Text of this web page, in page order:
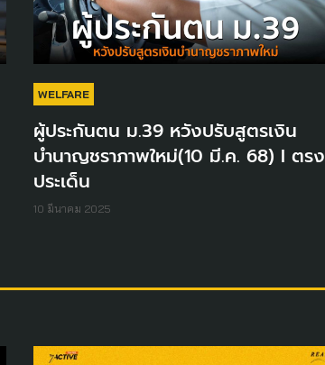
WELFARE
ผู้ประกันตน ม.39 หวังปรับสูตรเงิน
บำนาญชราภาพใหม่(10 มี.ค. 68) I ตรง
ประเด็น
10 มีนาคม 2025